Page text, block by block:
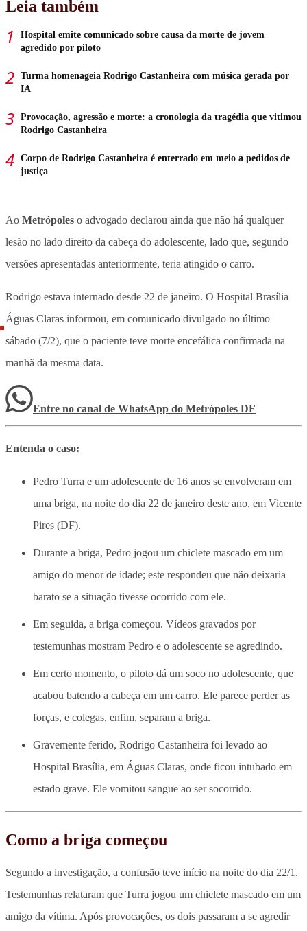
Leia também
Hospital emite comunicado sobre causa da morte de jovem
agredido por piloto
Turma homenageia Rodrigo Castanheira com música gerada por
IA
Provocação, agressão e morte: a cronologia da tragédia que vitimou
Rodrigo Castanheira
Corpo de Rodrigo Castanheira é enterrado em meio a pedidos de
justiça
Ao Metrópoles o advogado declarou ainda que não há qualquer
lesão no lado direito da cabeça do adolescente, lado que, segundo
versões apresentadas anteriormente, teria atingido o carro.
Rodrigo estava internado desde 22 de janeiro. O Hospital Brasília
Águas Claras informou, em comunicado divulgado no último
sábado (7/2), que o paciente teve morte encefálica confirmada na
manhã da mesma data.
Entre no canal de WhatsApp do Metrópoles DF
Entenda o caso:
Pedro Turra e um adolescente de 16 anos se envolveram em
uma briga, na noite do dia 22 de janeiro deste ano, em Vicente
Pires (DF).
Durante a briga, Pedro jogou um chiclete mascado em um
amigo do menor de idade; este respondeu que não deixaria
barato se a situação tivesse ocorrido com ele.
Em seguida, a briga começou. Vídeos gravados por
testemunhas mostram Pedro e o adolescente se agredindo.
Em certo momento, o piloto dá um soco no adolescente, que
acabou batendo a cabeça em um carro. Ele parece perder as
forças, e colegas, enfim, separam a briga.
Gravemente ferido, Rodrigo Castanheira foi levado ao
Hospital Brasília, em Águas Claras, onde ficou intubado em
estado grave. Ele vomitou sangue ao ser socorrido.
Como a briga começou
Segundo a investigação, a confusão teve início na noite do dia 22/1.
Testemunhas relataram que Turra jogou um chiclete mascado em um
amigo da vítima. Após provocações, os dois passaram a se agredir